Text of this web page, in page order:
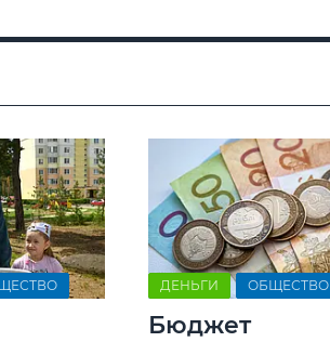
ДЕНЬГИ ОБЩЕСТВО
Бюджет